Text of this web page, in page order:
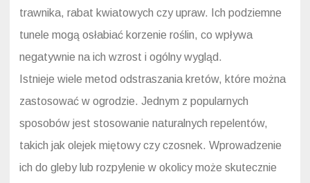
trawnika, rabat kwiatowych czy upraw. Ich podziemne
tunele mogą osłabiać korzenie roślin, co wpływa
negatywnie na ich wzrost i ogólny wygląd.
Istnieje wiele metod odstraszania kretów, które można
zastosować w ogrodzie. Jednym z popularnych
sposobów jest stosowanie naturalnych repelentów,
takich jak olejek miętowy czy czosnek. Wprowadzenie
ich do gleby lub rozpylenie w okolicy może skutecznie